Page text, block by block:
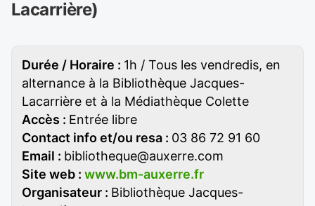
Lacarrière)
Durée / Horaire : 1h / Tous les vendredis, en
alternance à la Bibliothèque Jacques-
Lacarrière et à la Médiathèque Colette
Accès : Entrée libre
Contact info et/ou resa : 03 86 72 91 60
Email : bibliotheque@auxerre.com
Site web : www.bm-auxerre.fr
Organisateur : Bibliothèque Jacques-